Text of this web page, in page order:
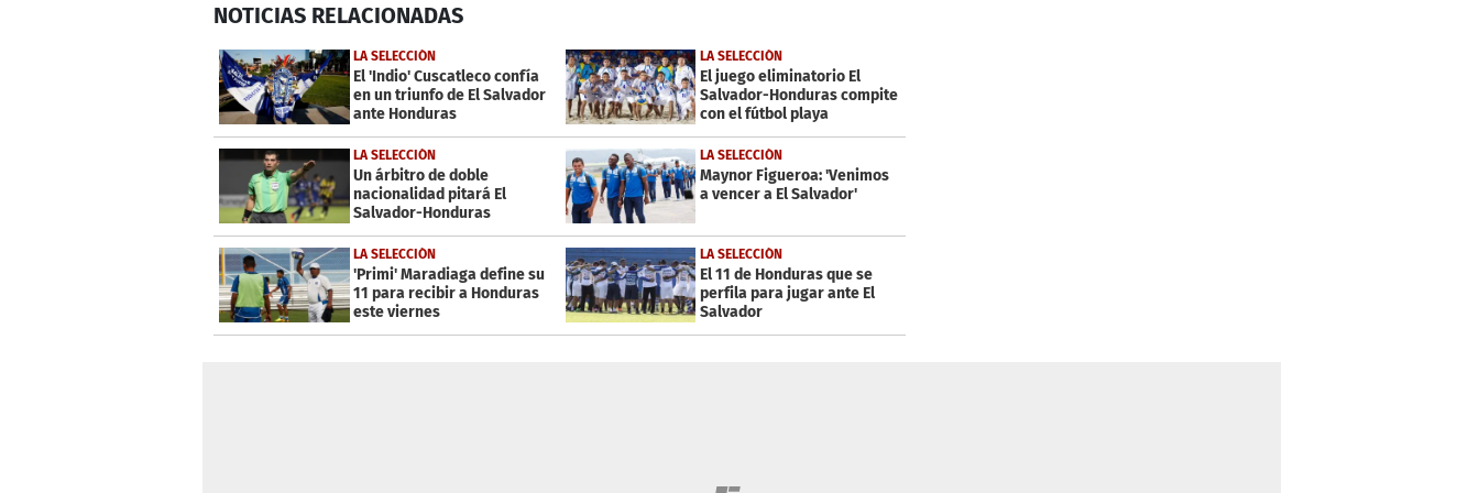
seconds
29
secondsVolume
0%
NOTICIAS RELACIONADAS
LA SELECCIÓN
El 'Indio' Cuscatleco confía
en un triunfo de El Salvador
ante Honduras
LA SELECCIÓN
El juego eliminatorio El
Salvador-Honduras compite
con el fútbol playa
LA SELECCIÓN
Un árbitro de doble
nacionalidad pitará El
Salvador-Honduras
LA SELECCIÓN
Maynor Figueroa: 'Venimos
a vencer a El Salvador'
LA SELECCIÓN
'Primi' Maradiaga define su
11 para recibir a Honduras
este viernes
LA SELECCIÓN
El 11 de Honduras que se
perfila para jugar ante El
Salvador